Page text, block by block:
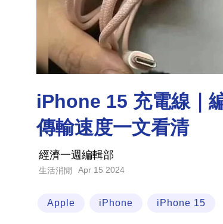
iPhone 15 充電線｜
傳輸速度一文看清
經濟一週編輯部
生活消閒 Apr 15 2024
Apple iPhone iPhone 15